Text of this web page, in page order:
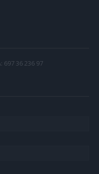
697 36 236 97